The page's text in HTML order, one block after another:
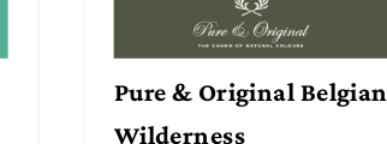
Pure & Original Belgian
Wilderness